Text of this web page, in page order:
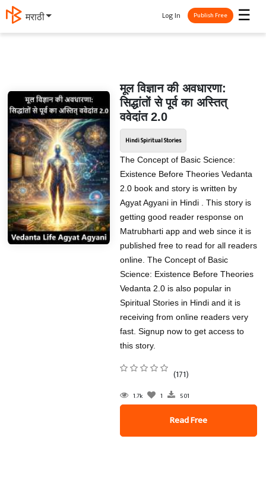
मराठी ☰
Log In Publish Free
मूल विज्ञान की अवधारणा:
सिद्धांतों से पूर्व का अस्तित्
ववेदांत 2.0
Hindi Spiritual Stories
The Concept of Basic Science:
Existence Before Theories Vedanta
2.0 book and story is written by
Agyat Agyani in Hindi . This story is
getting good reader response on
Matrubharti app and web since it is
published free to read for all readers
online. The Concept of Basic
Science: Existence Before Theories
Vedanta 2.0 is also popular in
Spiritual Stories in Hindi and it is
receiving from online readers very
fast. Signup now to get access to
this story.
(171)
1.7k 1 501
Read Free